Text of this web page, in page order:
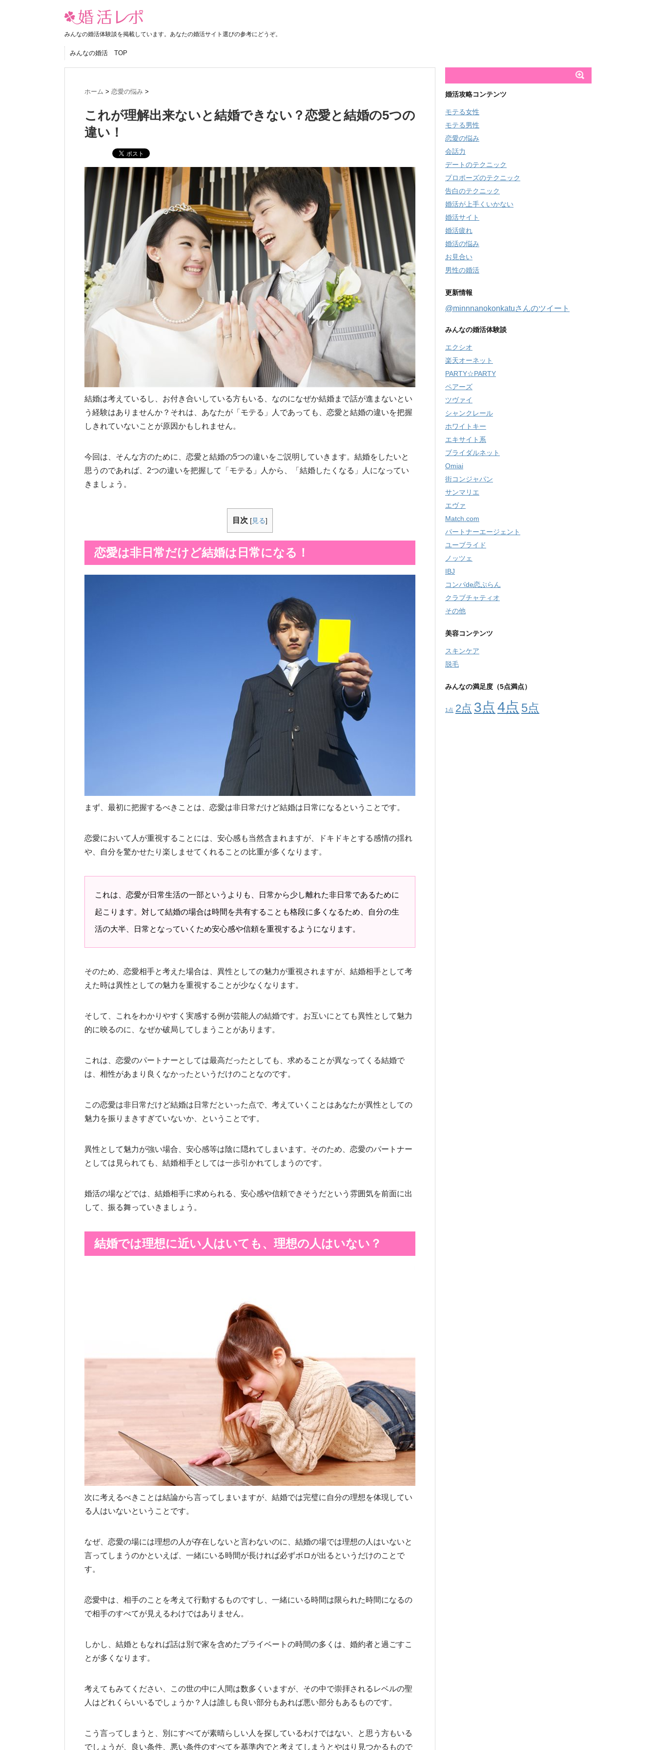
みんなの婚活体験談を掲載しています。あなたの婚活サイト選びの参考にどうぞ。
みんなの婚活 TOP
ホーム > 恋愛の悩み >
これが理解出来ないと結婚できない？恋愛と結婚の5つの
違い！
結婚は考えているし、お付き合いしている方もいる、なのになぜか結婚まで話が進まないとい
う経験はありませんか？それは、あなたが「モテる」人であっても、恋愛と結婚の違いを把握
しきれていないことが原因かもしれません。
今回は、そんな方のために、恋愛と結婚の5つの違いをご説明していきます。結婚をしたいと
思うのであれば、2つの違いを把握して「モテる」人から、「結婚したくなる」人になってい
きましょう。
目次 [見る]
恋愛は非日常だけど結婚は日常になる！
まず、最初に把握するべきことは、恋愛は非日常だけど結婚は日常になるということです。
恋愛において人が重視することには、安心感も当然含まれますが、ドキドキとする感情の揺れ
や、自分を驚かせたり楽しませてくれることの比重が多くなります。
これは、恋愛が日常生活の一部というよりも、日常から少し離れた非日常であるために
起こります。対して結婚の場合は時間を共有することも格段に多くなるため、自分の生
活の大半、日常となっていくため安心感や信頼を重視するようになります。
そのため、恋愛相手と考えた場合は、異性としての魅力が重視されますが、結婚相手として考
えた時は異性としての魅力を重視することが少なくなります。
そして、これをわかりやすく実感する例が芸能人の結婚です。お互いにとても異性として魅力
的に映るのに、なぜか破局してしまうことがあります。
これは、恋愛のパートナーとしては最高だったとしても、求めることが異なってくる結婚で
は、相性があまり良くなかったというだけのことなのです。
この恋愛は非日常だけど結婚は日常だといった点で、考えていくことはあなたが異性としての
魅力を振りまきすぎていないか、ということです。
異性として魅力が強い場合、安心感等は陰に隠れてしまいます。そのため、恋愛のパートナー
としては見られても、結婚相手としては一歩引かれてしまうのです。
婚活の場などでは、結婚相手に求められる、安心感や信頼できそうだという雰囲気を前面に出
して、振る舞っていきましょう。
結婚では理想に近い人はいても、理想の人はいない？
次に考えるべきことは結論から言ってしまいますが、結婚では完璧に自分の理想を体現してい
る人はいないということです。
なぜ、恋愛の場には理想の人が存在しないと言わないのに、結婚の場では理想の人はいないと
言ってしまうのかといえば、一緒にいる時間が長ければ必ずボロが出るというだけのことで
す。
恋愛中は、相手のことを考えて行動するものですし、一緒にいる時間は限られた時間になるの
で相手のすべてが見えるわけではありません。
しかし、結婚ともなれば話は別で家を含めたプライベートの時間の多くは、婚約者と過ごすこ
とが多くなります。
考えてもみてください、この世の中に人間は数多くいますが、その中で崇拝されるレベルの聖
人はどれくらいいるでしょうか？人は誰しも良い部分もあれば悪い部分もあるものです。
こう言ってしまうと、別にすべてが素晴らしい人を探しているわけではない、と思う方もいる
でしょうが、良い条件、悪い条件のすべてを基準内でと考えてしまうとやはり見つかるもので
婚活攻略コンテンツ
モテる女性
モテる男性
恋愛の悩み
会話力
デートのテクニック
プロポーズのテクニック
告白のテクニック
婚活が上手くいかない
婚活サイト
婚活疲れ
婚活の悩み
お見合い
男性の婚活
更新情報
@minnnanokonkatuさんのツイート
みんなの婚活体験談
エクシオ
楽天オーネット
PARTY☆PARTY
ペアーズ
ツヴァイ
シャンクレール
ホワイトキー
エキサイト系
ブライダルネット
Omiai
街コンジャパン
サンマリエ
エヴァ
Match.com
パートナーエージェント
ユーブライド
ノッツェ
IBJ
コンパde恋ぷらん
クラブチャティオ
その他
美容コンテンツ
スキンケア
脱毛
みんなの満足度（5点満点）
1点 2点 3点4点 5点